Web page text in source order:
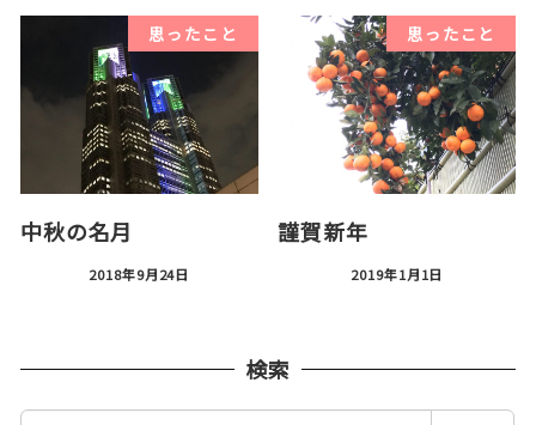
思ったこと
中秋の名月
2018年9月24日
思ったこと
謹賀新年
2019年1月1日
検索